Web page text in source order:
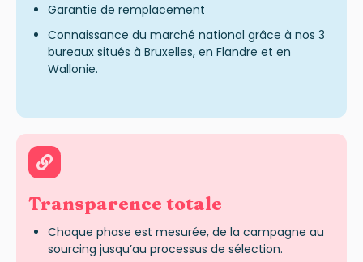
Garantie de remplacement
Connaissance du marché national grâce à nos 3
bureaux situés à Bruxelles, en Flandre et en
Wallonie.
Transparence totale
Chaque phase est mesurée, de la campagne au
sourcing jusqu’au processus de sélection.